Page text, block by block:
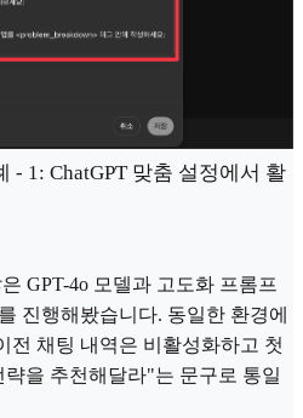
- 1: ChatGPT 맞춤 설정에서 활
GPT-4o 모델과 고도화 프롬프
진행해봤습니다. 동일한 환경에
전 채팅 내역은 비활성화하고 첫
을 추천해달라"는 문구로 통일